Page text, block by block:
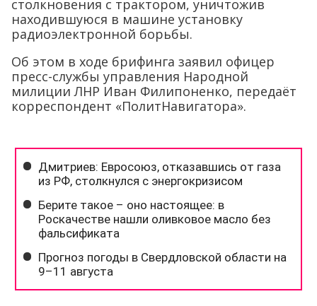
столкновения с трактором, уничтожив
находившуюся в машине установку
радиоэлектронной борьбы.
Об этом в ходе брифинга заявил офицер
пресс-службы управления Народной
милиции ЛНР Иван Филипоненко, передаёт
корреспондент «ПолитНавигатора».